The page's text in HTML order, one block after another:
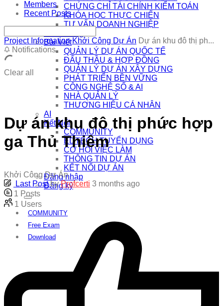
CHỨNG CHỈ TÀI CHÍNH KIỂM TOÁN
KHÓA HỌC THỰC CHIẾN
TƯ VẤN DOANH NGHIỆP
Bài Viết
QUẢN LÝ DỰ ÁN QUỐC TẾ
ĐẤU THẦU & HỢP ĐỒNG
QUẢN LÝ DỰ ÁN XÂY DỰNG
PHÁT TRIỂN BỀN VỮNG
CÔNG NGHỆ SỐ & AI
NHÀ QUẢN LÝ
THƯƠNG HIỆU CÁ NHÂN
AI
Kết Nối
COMMUNITY
EDTECH TUYỂN DỤNG
CƠ HỘI VIỆC LÀM
THÔNG TIN DỰ ÁN
KẾT NỐI DỰ ÁN
Đăng nhập
Đăng ký
COMMUNITY
Free Exam
Download
Members
Recent Posts
Project Information Khởi Công Dự Án Dự án khu đô thị ph...
Notifications
Clear all
Dự án khu đô thị phức hợp
ga Thủ Thiêm
Khởi Công Dự Án
Last Post by Profcerti 3 months ago
1 Posts
1 Users